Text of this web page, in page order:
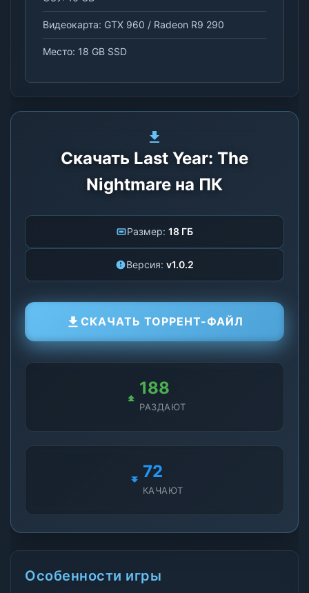
Видеокарта: GTX 960 / Radeon R9 290
Место: 18 GB SSD
Скачать Last Year: The
Nightmare на ПК
Размер: 18 ГБ
Версия: v1.0.2
СКАЧАТЬ ТОРРЕНТ-ФАЙЛ
188
РАЗДАЮТ
72
КАЧАЮТ
Особенности игры